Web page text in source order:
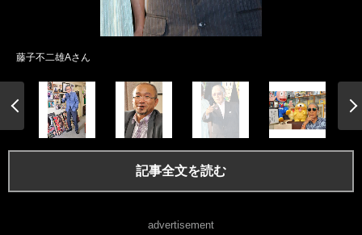
藤子不二雄Aさん
記事全文を読む
advertisement